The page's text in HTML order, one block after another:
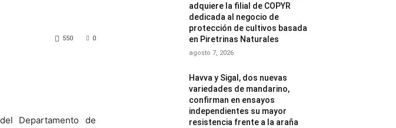
0
550
Departamento de
adquiere la filial de COPYR
dedicada al negocio de
protección de cultivos basada
en Piretrinas Naturales
agosto 7, 2026
Havva y Sigal, dos nuevas
variedades de mandarino,
confirman en ensayos
independientes su mayor
resistencia frente a la araña